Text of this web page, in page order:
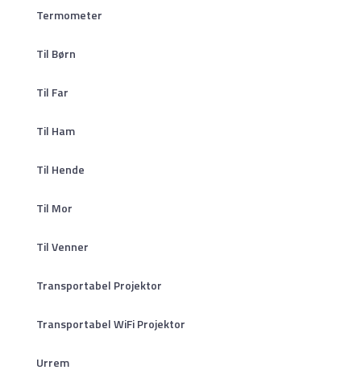
Termometer
Til Børn
Til Far
Til Ham
Til Hende
Til Mor
Til Venner
Transportabel Projektor
Transportabel WiFi Projektor
Urrem